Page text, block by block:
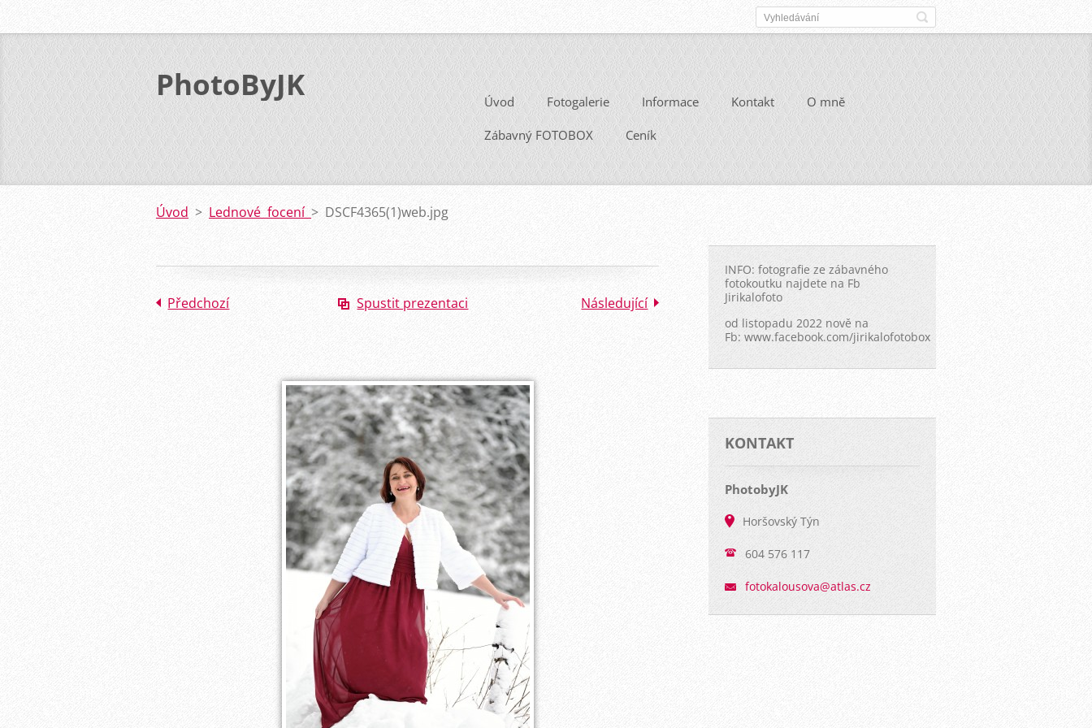
PhotoByJK Úvod Fotogalerie Informace Kontakt O mně
Zábavný FOTOBOX Ceník
Úvod > Lednové focení > DSCF4365(1)web.jpg
Předchozí Spustit prezentaci Následující
INFO: fotografie ze zábavného
fotokoutku najdete na Fb
Jirikalofoto
od listopadu 2022 nově na
Fb: www.facebook.com/jirikalofotobox
KONTAKT
PhotobyJK
Horšovský Týn
604 576 117
fotokalousova@atlas.cz